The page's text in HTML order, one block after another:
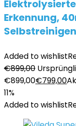
Erkennung,
Added to wishlist
€899,00
€899,00€799,00
11%
Added to wishlist